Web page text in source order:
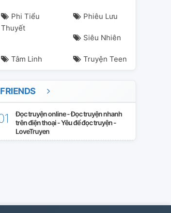
Phi Tiểu
Thuyết
Phiêu Lưu
Siêu Nhiên
Tâm Linh Truyện Teen
FRIENDS
Đọc truyện online - Đọc truyện nhanh
trên điện thoại - Yêu để đọc truyện -
LoveTruyen